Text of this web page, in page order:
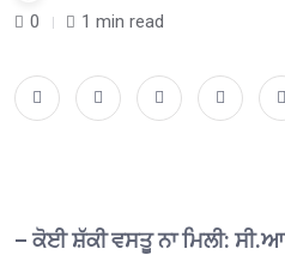
0
1 min read
– ਕੋਈ ਸ਼ੱਕੀ ਵਸਤੂ ਨਾ ਮਿਲੀ: